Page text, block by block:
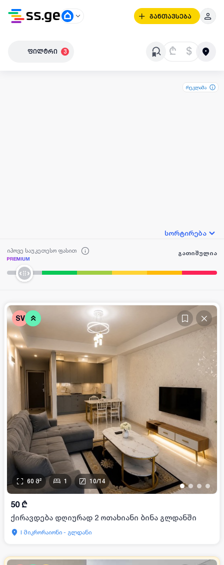
განთავსება
ფილტრი 3 ₾ $
რეკლამა
სორტირება
იპოვე საუკეთესო ფასით გათიშულია
SV
•• • •
60 მ² 1 10/14
50 ₾
ქირავდება დღიურად 2 ოთახიანი ბინა გლდანში
I მიკრორაიონი - გლდანი